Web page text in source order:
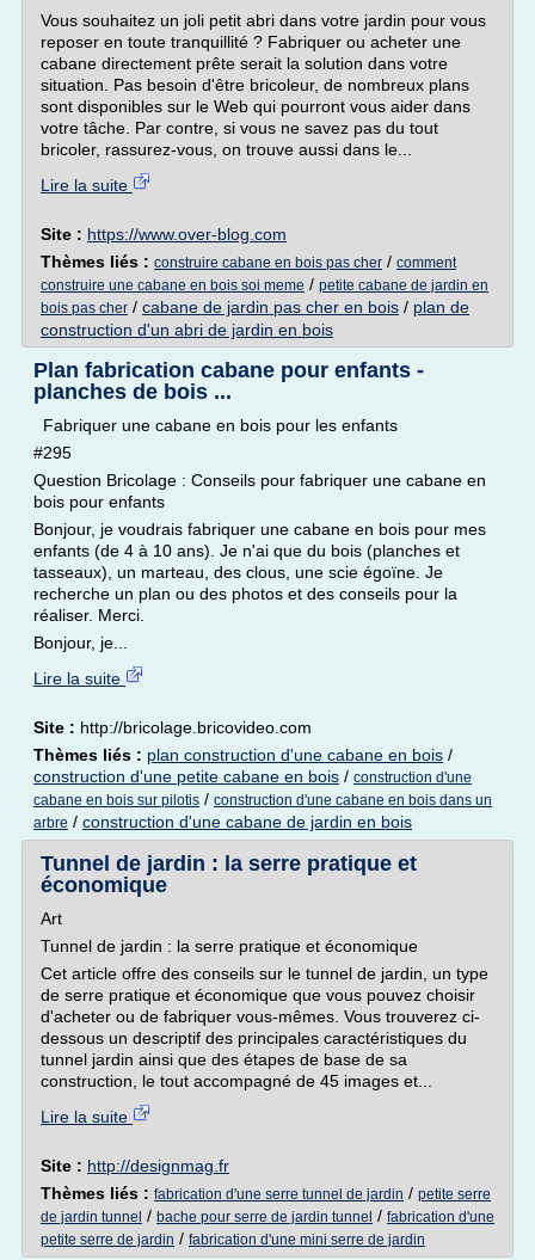
Vous souhaitez un joli petit abri dans votre jardin pour vous
reposer en toute tranquillité ? Fabriquer ou acheter une
cabane directement prête serait la solution dans votre
situation. Pas besoin d'être bricoleur, de nombreux plans
sont disponibles sur le Web qui pourront vous aider dans
votre tâche. Par contre, si vous ne savez pas du tout
bricoler, rassurez-vous, on trouve aussi dans le...
Lire la suite
Site : https://www.over-blog.com
Thèmes liés : construire cabane en bois pas cher / comment
construire une cabane en bois soi meme / petite cabane de jardin en
bois pas cher / cabane de jardin pas cher en bois / plan de
construction d'un abri de jardin en bois
Plan fabrication cabane pour enfants -
planches de bois ...
Fabriquer une cabane en bois pour les enfants
#295
Question Bricolage : Conseils pour fabriquer une cabane en
bois pour enfants
Bonjour, je voudrais fabriquer une cabane en bois pour mes
enfants (de 4 à 10 ans). Je n'ai que du bois (planches et
tasseaux), un marteau, des clous, une scie égoïne. Je
recherche un plan ou des photos et des conseils pour la
réaliser. Merci.
Bonjour, je...
Lire la suite
Site : http://bricolage.bricovideo.com
Thèmes liés : plan construction d'une cabane en bois /
construction d'une petite cabane en bois / construction d'une
cabane en bois sur pilotis / construction d'une cabane en bois dans un
arbre / construction d'une cabane de jardin en bois
Tunnel de jardin : la serre pratique et
économique
Art
Tunnel de jardin : la serre pratique et économique
Cet article offre des conseils sur le tunnel de jardin, un type
de serre pratique et économique que vous pouvez choisir
d'acheter ou de fabriquer vous-mêmes. Vous trouverez ci-
dessous un descriptif des principales caractéristiques du
tunnel jardin ainsi que des étapes de base de sa
construction, le tout accompagné de 45 images et...
Lire la suite
Site : http://designmag.fr
Thèmes liés : fabrication d'une serre tunnel de jardin / petite serre
de jardin tunnel / bache pour serre de jardin tunnel / fabrication d'une
petite serre de jardin / fabrication d'une mini serre de jardin